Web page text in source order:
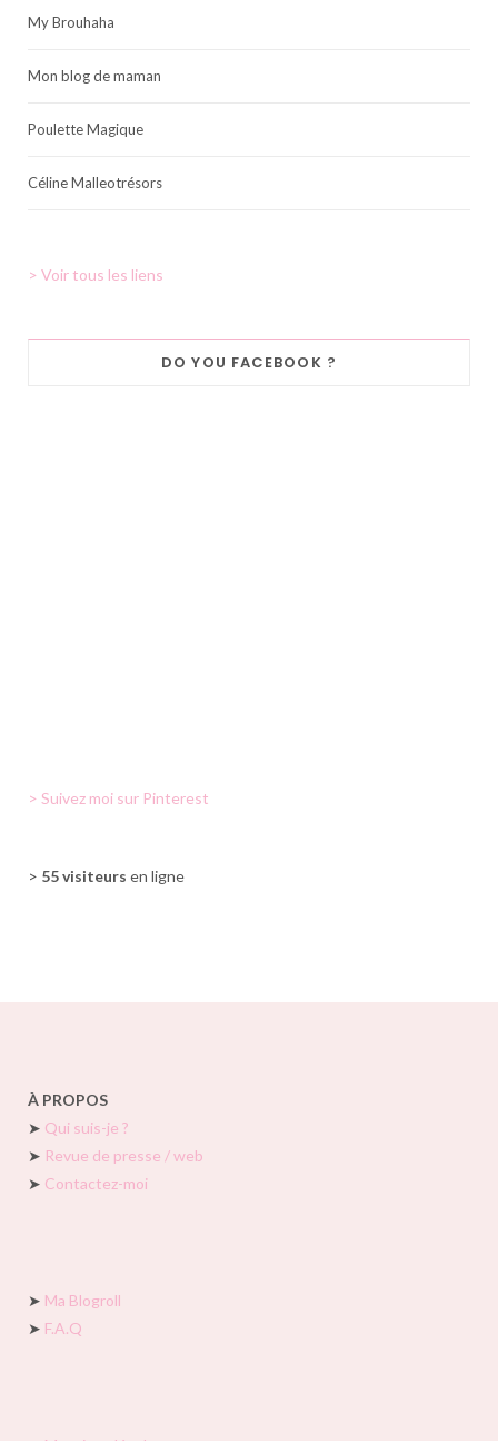
My Brouhaha
Mon blog de maman
Poulette Magique
Céline Malleotrésors
> Voir tous les liens
DO YOU FACEBOOK ?
> Suivez moi sur Pinterest
> 55 visiteurs en ligne
À PROPOS
➤ Qui suis-je ?
➤ Revue de presse / web
➤ Contactez-moi
➤ Ma Blogroll
➤ F.A.Q